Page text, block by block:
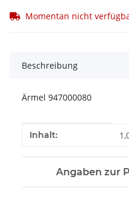
Momentan nicht
Beschreibung
Ärmel 947000080
Produkteigenschaft
Wert
Inhalt:
Angaben zur